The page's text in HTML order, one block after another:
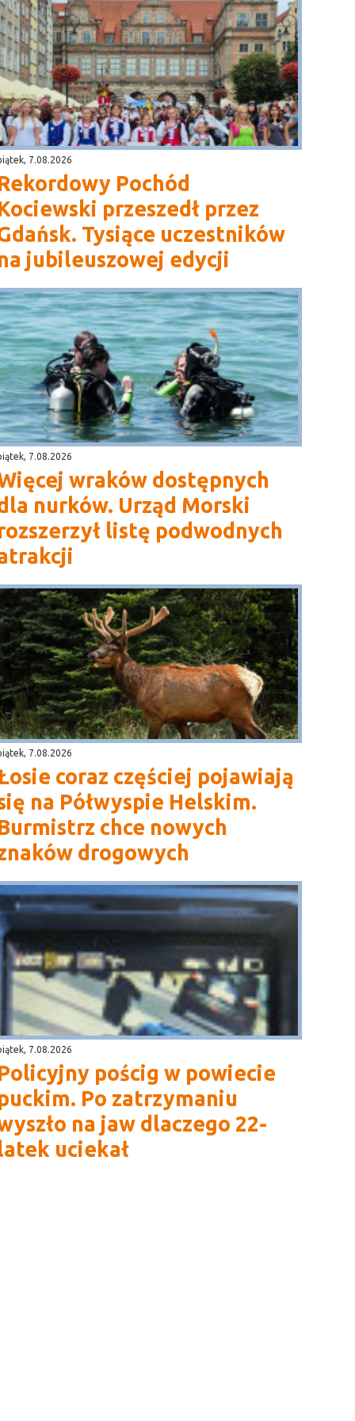
7.08.2026
Pochód
przeszedł przez
Tysiące uczestników
jubileuszowej edycji
7.08.2026
wraków dostępnych
nurków. Urząd Morski
listę podwodnych
7.08.2026
coraz częściej pojawiają
na Półwyspie Helskim.
chce nowych
drogowych
7.08.2026
pościg w powiecie
Po zatrzymaniu
na jaw dlaczego 22-
uciekał